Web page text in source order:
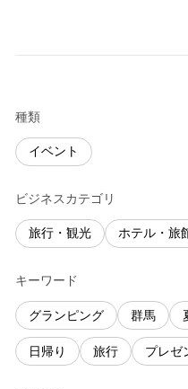
種類
イベント
ビジネスカテゴリ
旅行・観光 ホテル・旅
キーワード
グランピング 群馬
日帰り 旅行 プレゼ